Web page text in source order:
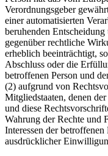
Verordnungsgeber
einer automatisierten
beruhenden
gegenüber rechtliche
erheblich beeinträchtigt,
Abschluss oder die
betroffenen Person und
(2) aufgrund von
Mitgliedstaaten, denen
und diese
Wahrung der Rechte und
Interessen der
ausdrücklicher